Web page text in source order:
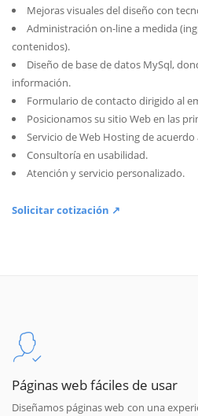
Mejoras visuales del diseño con
Administración on-line a medida
contenidos).
Diseño de base de datos MySql,
información.
Formulario de contacto dirigido al
Posicionamos su sitio Web en las
Servicio de Web Hosting de acuerdo
Consultoría en usabilidad.
Atención y servicio personalizado.
Solicitar cotización ↗
Páginas web fáciles de usar
Diseñamos páginas web con una